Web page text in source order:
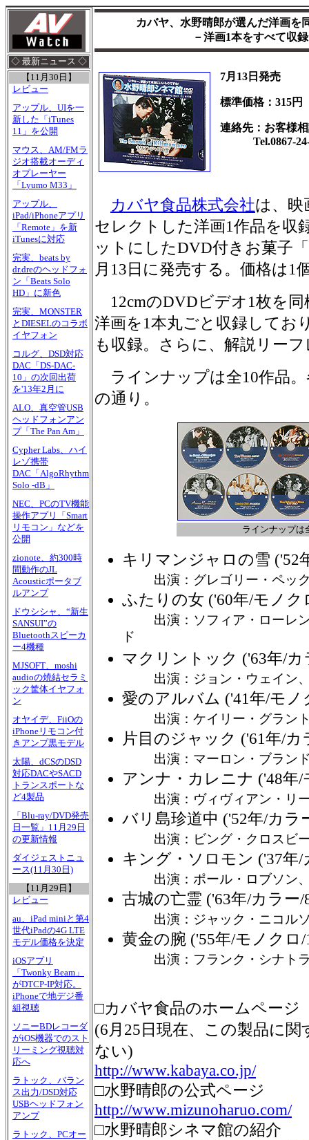
◇ 最新ニュース ◇
【11月30日】
レビュー
アップル、UIを一
新した「iTunes
11」を公開
マウス、AM/FMラ
ジオ搭載オーディ
オプレーヤー
「Lyumo M33」
アップル、
iPad/iPhoneアプリ
「Remote」を新
iTunesに対応
完実、beats by
dr.dreのヘッドフォ
ン「Beats Solo
HD」に新色
完実、MONSTER
とDIESELのコラボ
イヤフォン
コルグ、DSD対応
DAC「DS-DAC-
10」の次回出荷
を'13年2月に
ALO、真空管USB
ヘッドフォンアン
プ「The Pan Am」
Cypher Labs、ハイ
レゾ携帯
DAC「AlgoRhythm
Solo -dB」
NEC、PCのTV機能
操作アプリ「Smart
リモコン」などを
公開
zionote、約300時
間動作のJL
Acousticポータブ
ルアンプ
ドウシシャ、“新生
SANSUI”の
Bluetoothスピーカ
ー4機種
MJSOFT、moshi
audioの焼結セラミ
ック筐体イヤフォ
ン
オヤイデ、FiiOの
iPhoneリモコン付
きアンプ黒モデル
太陽、dCSのDSD
対応DACやSACD
トランスポートな
ど4製品
「Blu-ray/DVD発売
日一覧」11月29日
の更新情報
ダイジェストニュ
ース(11月30日)
【11月29日】
レビュー
au、iPad miniと第4
世代iPadの4G LTE
モデル価格を決定
iOSアプリ
「Twonky Beam」
がDTCP-IP対応。
iPhoneで地デジ番
組視聴
ソニーBDレコーダ
がiOS機器でのスト
リーミング視聴対
応へ
ラトック、バラン
ス出力/DSD対応
USBヘッドフォン
アンプ
ラトック、PCオー
カバヤ、水野晴郎が選んだ洋画を
－洋画1本をすべて収
7月13日発売
標準価格：315円
連絡先：お客様
Tel.0867-24-
カバヤ食品株式会社は、映
セレクトした洋画1作品を収
ットにしたDVD付きお菓子
月13日に発売する。価格は1
12cmのDVDビデオ1枚を
洋画を1本丸ごと収録してお
も収録。さらに、解説リー
ラインナップは全10作品
の通り。
ラインナップは
キリマンジャロの雪 ('52
出演：グレゴリー・ペッ
ふたりの女 ('60年/モノク
出演：ソフィア・ローレ
ド
マクリントック ('63年/カ
出演：ジョン・ウェイン
愛のアルバム ('41年/モノ
出演：ケイリー・グラン
片目のジャック ('61年/カ
出演：マーロン・ブラン
アンナ・カレニナ ('48年/
出演：ヴィヴィアン・リ
バリ島珍道中 ('52年/カラ
出演：ビング・クロスビ
キング・ソロモン ('37年/
出演：ポール・ロブソン
古城の亡霊 ('63年/カラー/
出演：ジャック・ニコル
黄金の腕 ('55年/モノクロ/
出演：フランク・シナト
□カバヤ食品のホームページ
(6月25日現在、この製品に
ない)
http://www.kabaya.co.jp/
□水野晴郎の公式ページ
http://www.mizunoharuo.com/
□水野晴郎シネマ館の紹介